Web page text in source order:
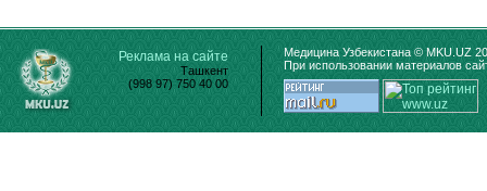
Реклама на сайте
Ташкент
(998 97) 750 40 00
Медицина Узбекистана © MKU.UZ
При использовании материалов